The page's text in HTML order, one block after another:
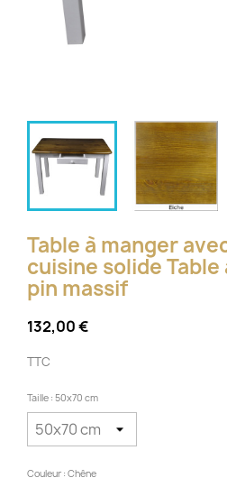
Table à manger
cuisine solide Table
pin massif
132,00 €
TTC
Taille : 50x70 cm
Couleur : Chêne